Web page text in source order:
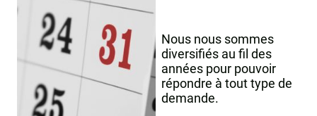
Nous nous sommes
diversifiés au fil des
années pour pouvoir
répondre à tout type de
demande.